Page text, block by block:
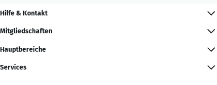
Hilfe & Kontakt
Mitgliedschaften
Hauptbereiche
Services